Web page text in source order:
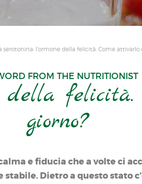
serotonina: l'ormone della felicità. Come attivarlo
FROM THE NUTRITIONIST
della
giorno?
e fiducia che a volte ci
Dietro a questo stato